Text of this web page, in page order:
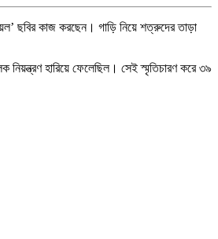
ছবির কাজ করছেন। গাড়ি নিয়ে শত্রুদের তাড়া
হারিয়ে ফেলেছিল। সেই স্মৃতিচারণ করে ৩৯